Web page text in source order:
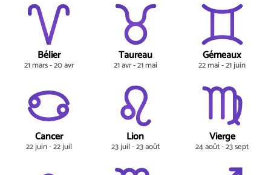
Bélier
21 mars - 20 avr
Taureau
21 avr - 21 mai
Gémeaux
22 mai - 21 juin
Cancer
22 juin - 22 juil
Lion
23 juil - 23 août
Vierge
24 août - 23 sept